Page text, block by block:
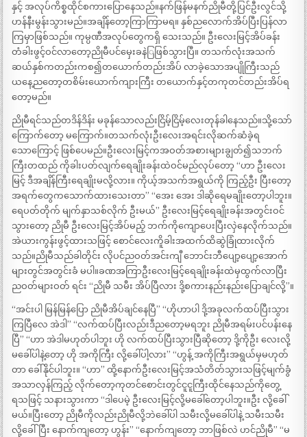
နှင့် အလုပ်ကိစ္စထိုင်စကားပြောနေသည်။နက်ဖြန်မနက်ညိုမီတို့ပြင်ဦးလွင်သို့
ဟန်နီးမွန်းသွားမည်။အချိန်တော့ကြာကြာမရ။ နှစ်ညလောက်အိပ်ပြီးပြန်လာ
ကြမှာဖြစ်သည်။ ကုမ္ပဏီအလုပ်တွေကရှိ သေးသည်။ ဦးလေးမြင့်အိပ်ခန်း
တံခါးဖွင့်ဝင်လာတော့ညိုမီပင်မှေးခနဲြဖြစ်သွားပြီ။ တသက်လုံးအသက်
ဆယ်နှစ်ကတည်းကစ၍တယောက်တည်းအိပ် လာခဲ့သောအပျိုကြီးသည်
ယနေ့ညတော့တစိမ်းယောက်ကျားကြီး တယောက်နှင့်တကုတင်တည်းအိပ်ရ
တော့မည်။
ညိုမီရင်သည်တဒိန်ဒိန်း မခုန်သောလည်းငြိမ့်ငြိမ့်လေးတုန်ခါနေသည်။သို့သော်
ကြောက်တော့ မကြောက်။တသက်လုံးဦးလေးအရင်းလိုဆက်ဆံခဲ့ရ
သောကြောင့် ဖြစ်ပေမည်။ဦးလေးမြင့်ကအဝတ်အစားများချွတ်၍သဘက်
ကြီးတထည် ကိုခါးပတ်လျက်ရေချိုးခန်းထဲဝင်မည်လုပ်တော့ “ဟာ ဦးလေး
မြင့် ဒီအချိန်ကြီးရေချိုးမလို့လား။ ကိုယ့်အသက်အရွယ်ကို ကြည့်ဦး ပြီးတော့
အရက်တွေကသောက်ထားသေးတာ” “အေး အေး ဒါဆိုရေမချိုးတော့ပါဘူး။
ရေပတ်တိုက် မျက်နှာသစ်လိုက် ဦးမယ်” ဦးလေးမြင့်ရေချိုးခန်းအတွင်းဝင်
သွားတော့ ညိုမီ ဦးလေးမြင့်အိပ်မည့် ဘက်ကိုကျောပေးပြီးလှဲနေလိုက်သည်။
အဲယားကွန်းဖွင့်ထားသဖြင့် စောင်လေးကိူခါးအထက်ထိဆွဲခြုံထားလိုက်
သည်။ညိုမီသည်ခါတိုင်း လိုပင်ညဝတ်အင်းကျီ ဘောင်းဘီပျော့ပျော့အောက်
များတွင်အတွင်းခံ မပါ။ခဏအကြာဦးလေးမြင့်ရေချိုးခန်းထဲမှထွက်လာပြီး
ညဝတ်များဝတ် ရင်း “ညိုမီ သမီး အိပ်ပြီလား ဒို့စကားနည်းနည်းပြောချင်လို့”။
“အင်းပါ မြန်မြန်ပြော ညိုမီအိပ်ချင်နေပြီ” “ဟိုဟာပါ ဒို့အခုလက်ထပ်ပြီးသွား
ကြပြီလေ အဲဒါ” “လက်ထပ်ပြီးလည်းဒီညတော့မရဘူး ညိုမီအရမ်းပင်ပန်းနေ
ပြီ” “ဟာ အဲဒါမဟုတ်ပါဘူး ဟို လက်ထပ်ပြီးသွားပြီဆိုတော့ ဒို့ကိုဦး လေးလို့
မခေါ်ပါနဲ့တော့ ဟို အကိုကြီး လို့ခေါ်ပါ့လား” “ဟွန့် အကိုကြီးအရွယ်မှမဟုတ်
တာ ခေါ်နိုင်ပါဘူး။ “ဟာ” ထို့နောက်ဦးလေးမြင့်အသံတိတ်သွားသဖြင့်မျက်ခွံ
အသာလှန်ကြည့် လိုက်တော့ကုတင်စောင်းတွင်ငူငူကြီးထိုင်နေသည်ကိုတွေ့
ရသဖြင့် သနားသွားကာ “ဒါပေမဲ့ ဦးလေးမြင့်လို့မခေါ်တော့ပါဘူး။ဦး လို့ခေါ်
မယ်။ပြီးတော့ ညိုမီကိုလည်းညိုမီလို့ဘဲခေါ်ပါ သမီးလို့မခေါ်ပါနဲ့ သမီးသမီး
လို့ခေါ်ပြီး နောက်ကျတော့ ဟွန်း” “နောက်ကျတော့ ဘာဖြစ်လဲ ဟင်ညိုမီ” “မ